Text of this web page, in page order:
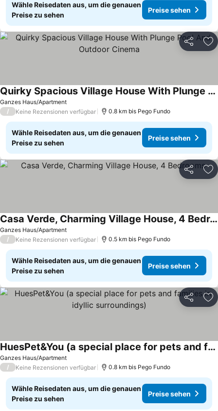
Wähle Reisedaten aus, um die genauen
Preise zu sehen
Preise sehen
Teilen
Ganzes Haus/Apartment
Quirky Spacious Village House With Plunge Pool And Outdoor Cinema
/ Keine Rezensionen verfügbar 0.8 km bis Pego Fundo
Wähle Reisedaten aus, um die genauen
Preise zu sehen
Preise sehen
Teilen
Ganzes Haus/Apartment
Casa Verde, Charming Village House, 4 Bedrooms
/ Keine Rezensionen verfügbar 0.5 km bis Pego Fundo
Wähle Reisedaten aus, um die genauen
Preise zu sehen
Preise sehen
Teilen
Ganzes Haus/Apartment
HuesPet&You (a special place for pets and families in idyllic surroundings)
/ Keine Rezensionen verfügbar 0.8 km bis Pego Fundo
Wähle Reisedaten aus, um die genauen
Preise zu sehen
Preise sehen